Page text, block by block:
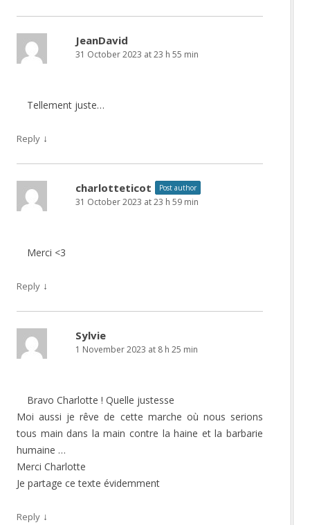
JeanDavid
31 October 2023 at 23 h 55 min
Tellement juste…
Reply ↓
charlotteticot Post author
31 October 2023 at 23 h 59 min
Merci <3
Reply ↓
Sylvie
1 November 2023 at 8 h 25 min
Bravo Charlotte ! Quelle justesse
Moi aussi je rêve de cette marche où nous serions
tous main dans la main contre la haine et la barbarie
humaine …
Merci Charlotte
Je partage ce texte évidemment
Reply ↓